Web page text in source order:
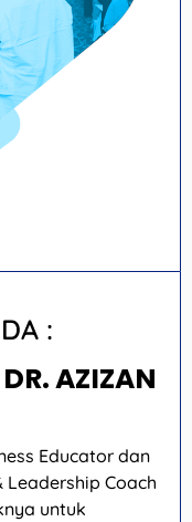
:
AZIZAN
Educator dan
Leadership Coach
untuk